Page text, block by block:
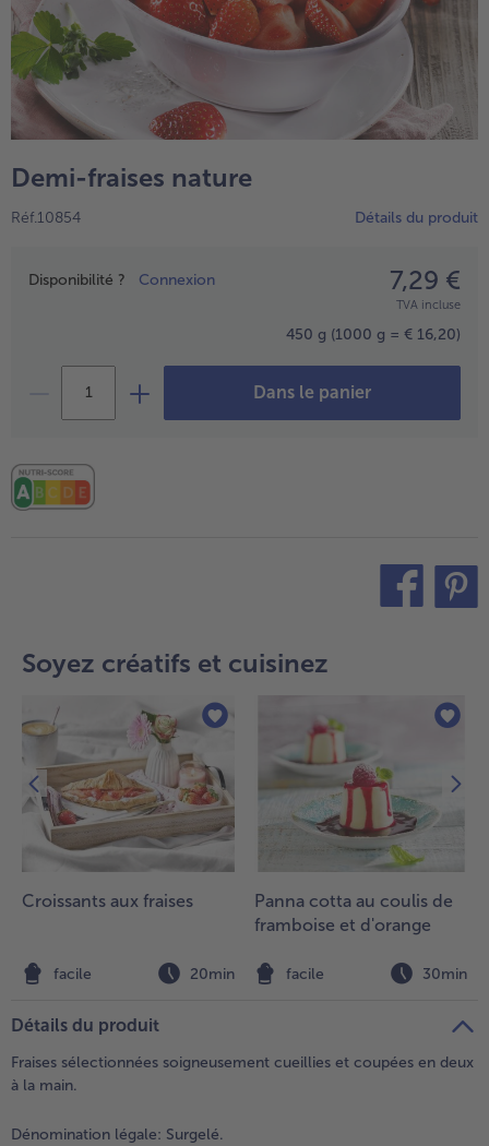
Demi-fraises nature
Réf.10854 Détails du produit
Prix
Disponibilité ? Connexion 7,29 €
TVA incluse
450 g (1000 g = € 16,20)
Dans le panier
Soyez créatifs et cuisinez
Croissants aux fraises
facile 20min
Panna cotta au coulis de
framboise et d'orange
facile 30min
Détails du produit
Fraises sélectionnées soigneusement cueillies et coupées en deux
à la main.
Dénomination légale: Surgelé.